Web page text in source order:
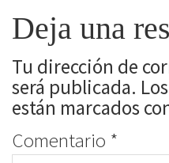
Deja una
Tu dirección de
será publicada.
están marcados
Comentario *